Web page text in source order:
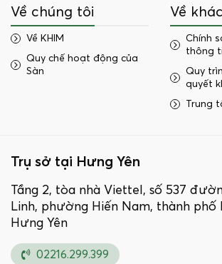
Về chúng tôi
Về KHIM
Quy chế hoạt động của
Sàn
Về
Chính
thông
Quy
quyết
Trung
Trụ sở tại Hưng Yên
Tầng 2, tòa nhà Viettel, số 537
Linh, phường Hiến Nam, thành phố
Hưng Yên
02216.299.399